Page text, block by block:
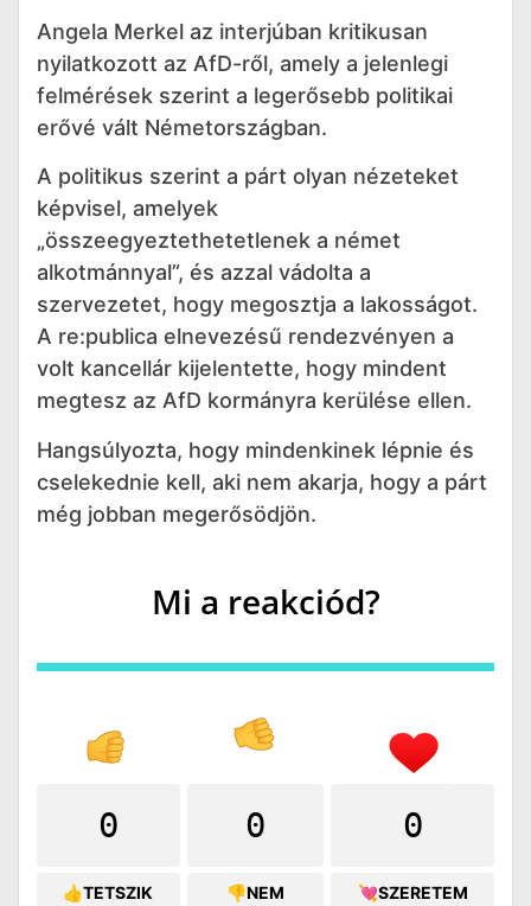
Angela Merkel az interjúban kritikusan
nyilatkozott az AfD-ről, amely a jelenlegi
felmérések szerint a legerősebb politikai
erővé vált Németországban.
A politikus szerint a párt olyan nézeteket
képvisel, amelyek
„összeegyeztethetetlenek a német
alkotmánnyal”, és azzal vádolta a
szervezetet, hogy megosztja a lakosságot.
A re:publica elnevezésű rendezvényen a
volt kancellár kijelentette, hogy mindent
megtesz az AfD kormányra kerülése ellen.
Hangsúlyozta, hogy mindenkinek lépnie és
cselekednie kell, aki nem akarja, hogy a párt
még jobban megerősödjön.
Mi a reakciód?
0
👍TETSZIK
0
👎NEM
0
💘SZERETEM